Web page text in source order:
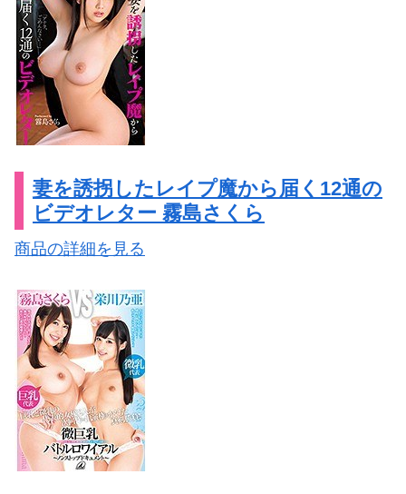
妻を誘拐したレイプ魔から届く12通の
ビデオレター 霧島さくら
商品の詳細を見る